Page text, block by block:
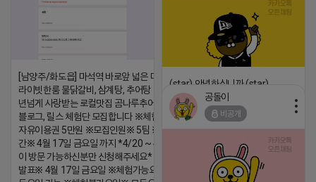
[남양주/화도읍] 마석역 바로앞 넓은 매장과, 프
라이빗한룸 물닭갈비, 삼계탕, 추어탕 맛집 10
년넘게 사랑받는 로컬맛집 곰나루추어탕에서
블로그, 릴스 체험단 모집합니다 ※체험메뉴※
자유이용권 5만원 ※모집인원※ 5팀 ※모집기
간※ 4월 17일 금요일 까지 *4/20 ~ 4/26 사
이 방문 가능하신분만 신청해주세요* ※체험단
발표※ 4월 17일 금요일 ※체험가능요일※ 모
(star) 안녕하십니까 (star)
2026-04-18 17:12
공돌이
비공개